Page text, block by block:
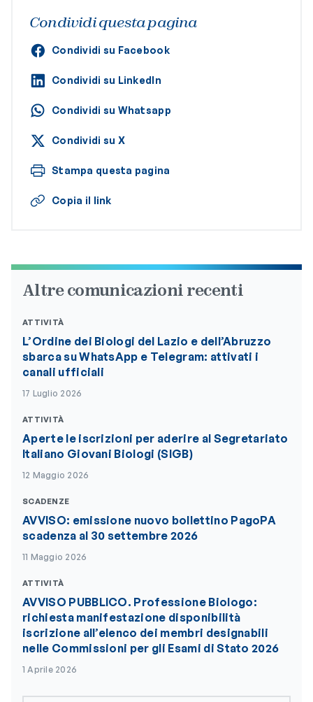
Condividi questa pagina
Condividi su Facebook
Condividi su LinkedIn
Condividi su Whatsapp
Condividi su X
Stampa questa pagina
Copia il link
Altre comunicazioni recenti
ATTIVITÀ
L’Ordine dei Biologi del Lazio e dell’Abruzzo
sbarca su WhatsApp e Telegram: attivati i
canali ufficiali
17 Luglio 2026
ATTIVITÀ
Aperte le iscrizioni per aderire al Segretariato
Italiano Giovani Biologi (SIGB)
12 Maggio 2026
SCADENZE
AVVISO: emissione nuovo bollettino PagoPA
scadenza al 30 settembre 2026
11 Maggio 2026
ATTIVITÀ
AVVISO PUBBLICO. Professione Biologo:
richiesta manifestazione disponibilità
iscrizione all’elenco dei membri designabili
nelle Commissioni per gli Esami di Stato 2026
1 Aprile 2026